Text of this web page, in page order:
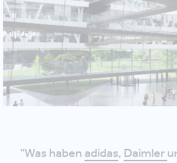
"Was haben adidas, Daimler